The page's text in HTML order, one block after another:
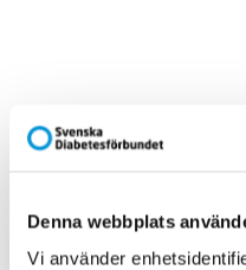
Denna webbplats
Vi använder